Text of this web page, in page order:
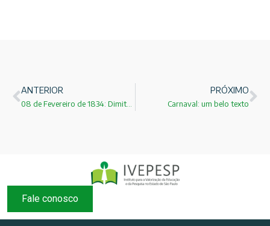
ANTERIOR PRÓXIMO
Carnaval: um belo texto
Fale conosco